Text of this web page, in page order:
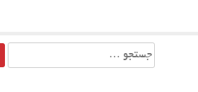
جستجو
برای: